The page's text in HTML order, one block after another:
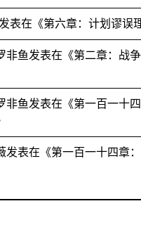
表在《第六章：计划谬误
非鱼发表在《第二章：战
非鱼发表在《第一百一十
发表在《第一百一十四章